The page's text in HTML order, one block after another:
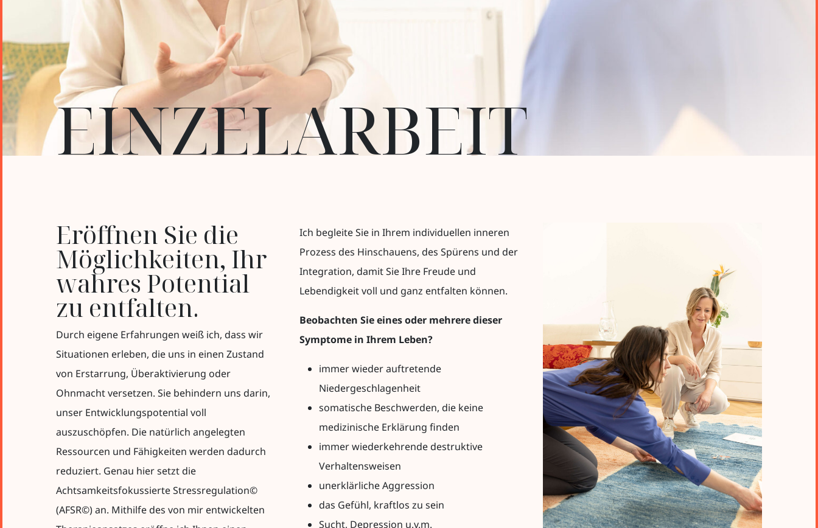
EINZELARBEIT
Eröffnen Sie die
Möglichkeiten, Ihr
wahres Potential
zu entfalten.
Durch eigene Erfahrungen weiß ich, dass wir
Situationen erleben, die uns in einen Zustand
von Erstarrung, Überaktivierung oder
Ohnmacht versetzen. Sie behindern uns darin,
unser Entwicklungspotential voll
auszuschöpfen. Die natürlich angelegten
Ressourcen und Fähigkeiten werden dadurch
reduziert. Genau hier setzt die
Achtsamkeitsfokussierte Stressregulation©
(AFSR©) an. Mithilfe des von mir entwickelten
Ich begleite Sie in Ihrem individuellen inneren
Prozess des Hinschauens, des Spürens und der
Integration, damit Sie Ihre Freude und
Lebendigkeit voll und ganz entfalten können.
Beobachten Sie eines oder mehrere dieser
Symptome in Ihrem Leben?
immer wieder auftretende
Niedergeschlagenheit
somatische Beschwerden, die keine
medizinische Erklärung finden
immer wiederkehrende destruktive
Verhaltensweisen
unerklärliche Aggression
das Gefühl, kraftlos zu sein
Sucht, Depression u.v.m.